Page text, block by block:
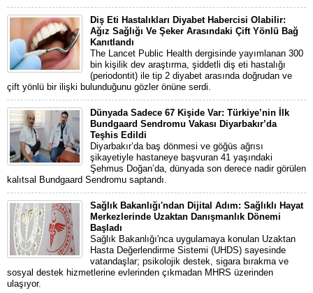
Diş Eti Hastalıkları Diyabet Habercisi Olabilir:
Ağız Sağlığı Ve Şeker Arasındaki Çift Yönlü Bağ
Kanıtlandı
The Lancet Public Health dergisinde yayımlanan 300
bin kişilik dev araştırma, şiddetli diş eti hastalığı
(periodontit) ile tip 2 diyabet arasında doğrudan ve
çift yönlü bir ilişki bulunduğunu gözler önüne serdi.
Dünyada Sadece 67 Kişide Var: Türkiye’nin İlk
Bundgaard Sendromu Vakası Diyarbakır’da
Teşhis Edildi
Diyarbakır’da baş dönmesi ve göğüs ağrısı
şikayetiyle hastaneye başvuran 41 yaşındaki
Şehmus Doğan’da, dünyada son derece nadir görülen
kalıtsal Bundgaard Sendromu saptandı.
Sağlık Bakanlığı'ndan Dijital Adım: Sağlıklı Hayat
Merkezlerinde Uzaktan Danışmanlık Dönemi
Başladı
Sağlık Bakanlığı'nca uygulamaya konulan Uzaktan
Hasta Değerlendirme Sistemi (UHDS) sayesinde
vatandaşlar; psikolojik destek, sigara bırakma ve
sosyal destek hizmetlerine evlerinden çıkmadan MHRS üzerinden
ulaşıyor.